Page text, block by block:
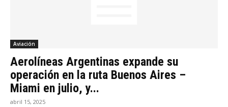
Aviación
Aerolíneas Argentinas expande su
operación en la ruta Buenos Aires –
Miami en julio, y...
abril 15, 2025